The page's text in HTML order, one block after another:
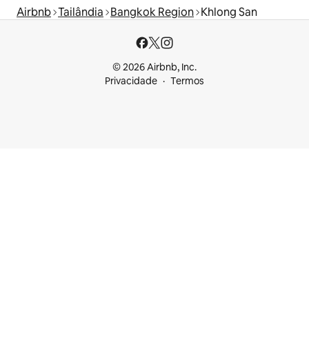
Airbnb Tailândia Bangkok Region Khlong San
© 2026 Airbnb, Inc.
Privacidade
Termos